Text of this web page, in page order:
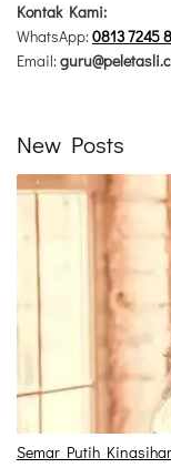
Kontak Kami:
WhatsApp:0813 7245
Email:
New Posts
Semar Putih